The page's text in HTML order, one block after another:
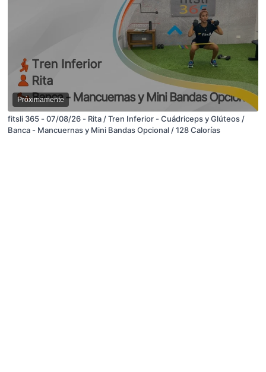
Próximamente
fitsli 365 - 07/08/26 - Rita / Tren Inferior - Cuádriceps y Glúteos /
Banca - Mancuernas y Mini Bandas Opcional / 128 Calorías